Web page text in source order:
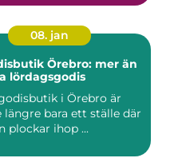
08. jan
Örebro: mer än
lördagsgodis
i Örebro är
längre bara ett ställe där
plockar ihop ...